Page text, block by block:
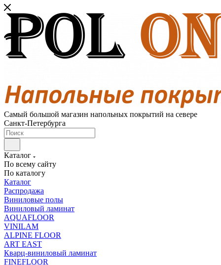
Самый большой магазин напольных покрытий на севере
Санкт-Петербурга
Каталог
По всему сайту
По каталогу
Каталог
Распродажа
Виниловые полы
Виниловый ламинат
AQUAFLOOR
VINILAM
ALPINE FLOOR
ART EAST
Кварц-виниловый ламинат
FINEFLOOR